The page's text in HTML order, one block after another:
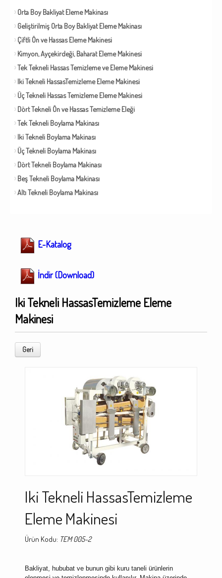
Orta Boy Bakliyat Eleme Makinası
Geliştirilmiş Orta Boy Bakliyat Eleme Makinası
Çiftli Ön ve Hassas Eleme Makinesi
Kimyon, Ayçekirdeği, Baharat Eleme Makinesi
Tek Tekneli Hassas Temizleme ve Eleme Makinesi
Iki Tekneli HassasTemizleme Eleme Makinesi
Üç Tekneli Hassas Temizleme Eleme Makinesi
Dört Tekneli Ön ve Hassas Temizleme Eleği
Tek Tekneli Boylama Makinası
Iki Tekneli Boylama Makinası
Üç Tekneli Boylama Makinası
Dört Tekneli Boylama Makinası
Beş Tekneli Boylama Makinası
Altı Tekneli Boylama Makinası
E-Katalog
İndir (Download)
Iki Tekneli HassasTemizleme Eleme
Makinesi
Geri
Iki Tekneli HassasTemizleme
Eleme Makinesi
Ürün Kodu: TEM 005-2
Bakliyat, hububat ve bunun gibi kuru taneli ürünlerin